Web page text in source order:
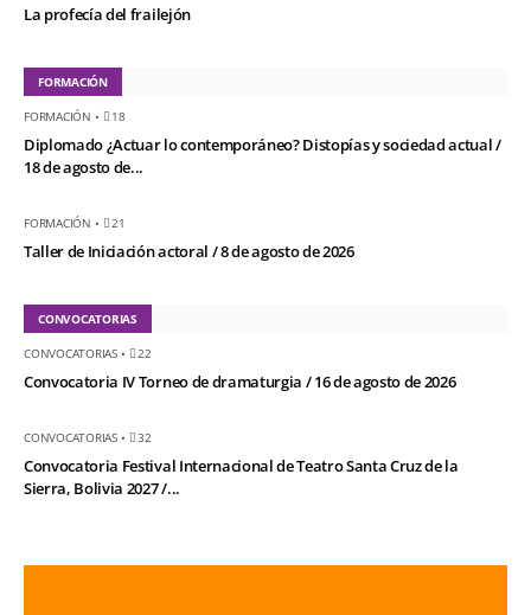
La profecía del frailejón
FORMACIÓN
FORMACIÓN • 18
Diplomado ¿Actuar lo contemporáneo? Distopías y sociedad actual /
18 de agosto de...
FORMACIÓN • 21
Taller de Iniciación actoral / 8 de agosto de 2026
CONVOCATORIAS
CONVOCATORIAS• 22
Convocatoria IV Torneo de dramaturgia / 16 de agosto de 2026
CONVOCATORIAS• 32
Convocatoria Festival Internacional de Teatro Santa Cruz de la
Sierra, Bolivia 2027 /...